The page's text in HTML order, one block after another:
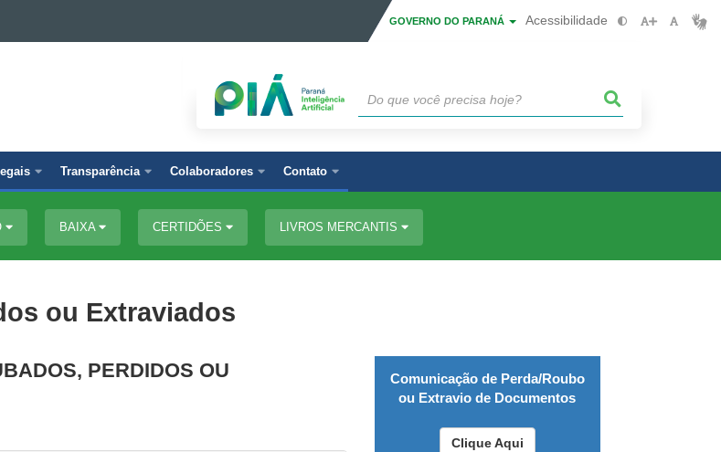
GOVERNO DO PARANÁ Acessibilidade
Transparência Colaboradores Contato
BAIXA CERTIDÕES LIVROS MERCANTIS
ou Extraviados
PERDIDOS OU
Comunicação de Perda/Roubo
ou Extravio de Documentos
Clique Aqui